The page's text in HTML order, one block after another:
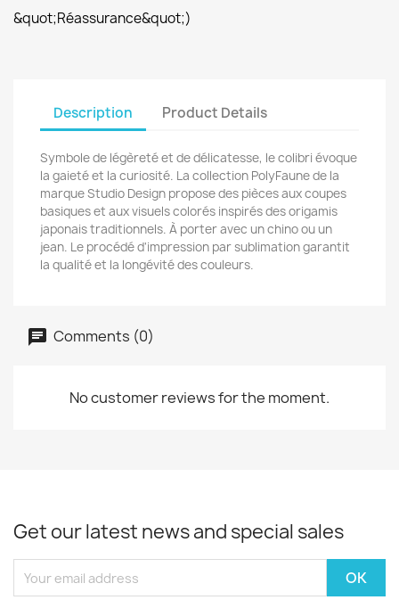
&quot;Réassurance&quot;)
Description Product Details
Symbole de légèreté et de délicatesse, le colibri évoque
la gaieté et la curiosité. La collection PolyFaune de la
marque Studio Design propose des pièces aux coupes
basiques et aux visuels colorés inspirés des origamis
japonais traditionnels. À porter avec un chino ou un
jean. Le procédé d'impression par sublimation garantit
la qualité et la longévité des couleurs.
Comments (0)
No customer reviews for the moment.
Get our latest news and special sales